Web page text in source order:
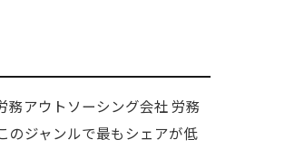
務アウトソーシング会社 労務
のジャンルで最もシェアが低